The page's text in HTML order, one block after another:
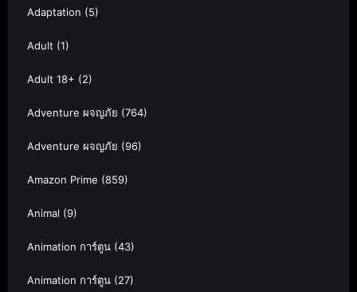
Adaptation (5)
Adult (1)
Adult 18+ (2)
Adventure ผจญภัย (764)
Adventure ผจญภัย (96)
Amazon Prime (859)
Animal (9)
Animation การ์ตูน (43)
Animation การ์ตูน (27)